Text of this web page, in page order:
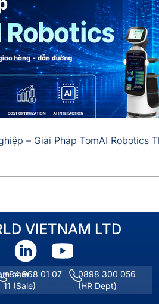
– Giải Pháp TomAI Robotics
VIETNAM LTD
+84 968 01 07
11 (Sale)
0898 300 056
(HR Dept)